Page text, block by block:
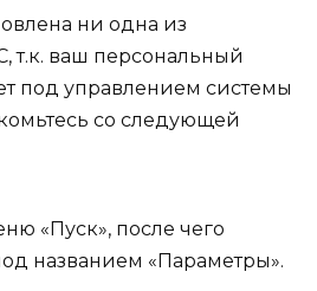
ни одна из
т.к. ваш персональный
под управлением системы
со следующей
«Пуск», после чего
названием «Параметры».